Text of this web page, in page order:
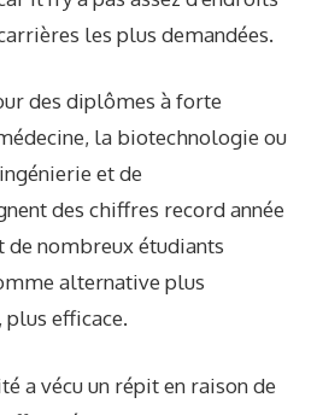
les plus demandées.
des diplômes à forte
la biotechnologie ou
et de
des chiffres record année
de nombreux étudiants
alternative plus
plus efficace.
a vécu un répit en raison de